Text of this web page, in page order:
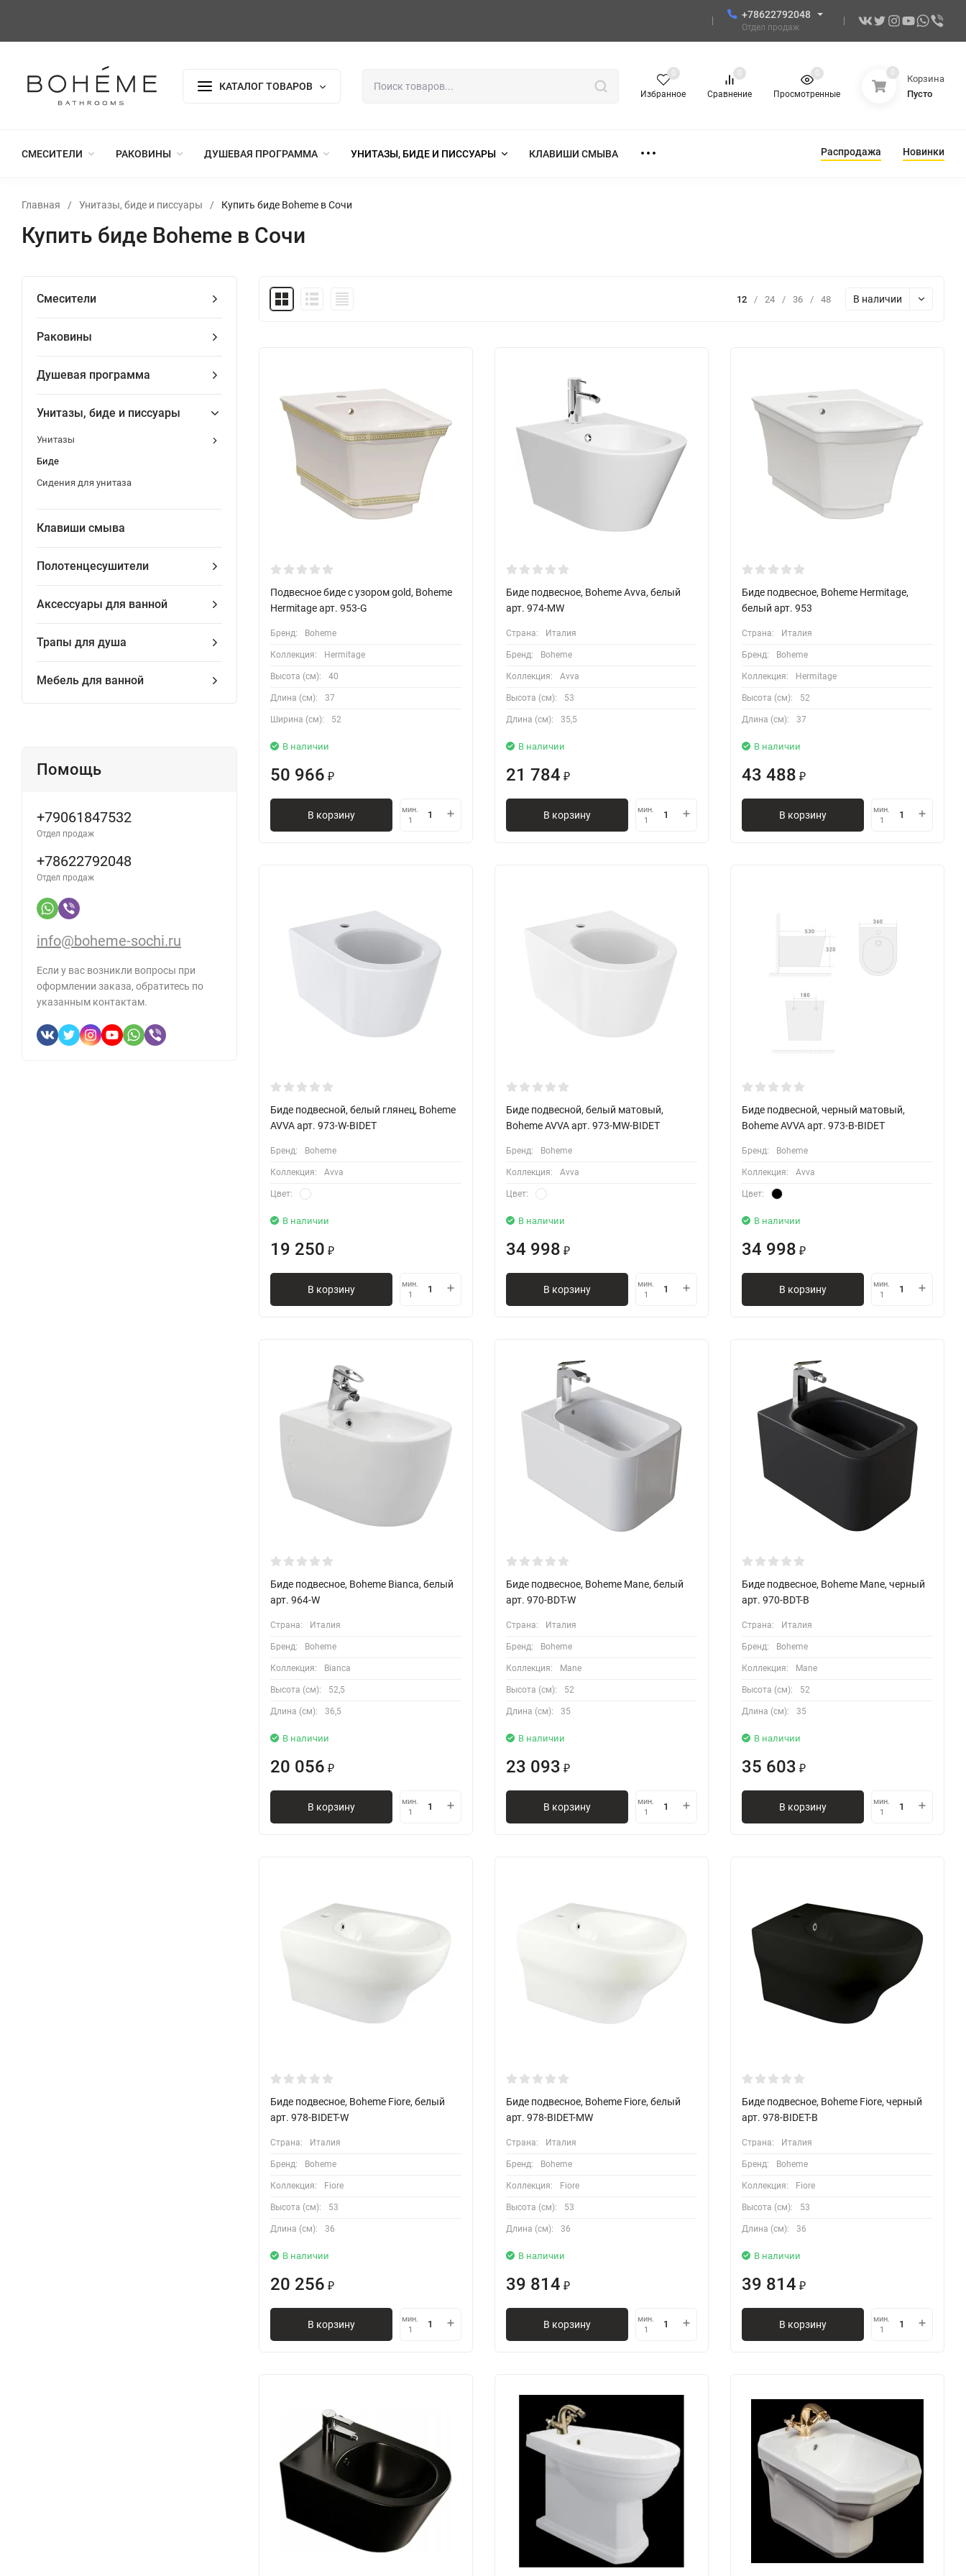
+78622792048
Отдел продаж
КАТАЛОГ ТОВАРОВ
Избранное
0
Сравнение
0
Просмотренные
0 0
Корзина
Пусто
СМЕСИТЕЛИ РАКОВИНЫ ДУШЕВАЯ ПРОГРАММА УНИТАЗЫ, БИДЕ И ПИССУАРЫ КЛАВИШИ СМЫВА Распродажа Новинки
Главная / Унитазы, биде и писсуары / Купить биде Boheme в Сочи
Купить биде Boheme в Сочи
Смесители
Раковины
Душевая программа
Унитазы, биде и писсуары
Унитазы
Биде
Сидения для унитаза
Клавиши смыва
Полотенцесушители
Аксессуары для ванной
Трапы для душа
Мебель для ванной
Помощь
+79061847532
Отдел продаж
+78622792048
Отдел продаж
info@boheme-sochi.ru
Если у вас возникли вопросы при
оформлении заказа, обратитесь по
указанным контактам.
12 / 24 / 36 / 48 В наличии
Подвесное биде с узором gold, Boheme
Hermitage арт. 953-G
Бренд: Boheme
Коллекция: Hermitage
Высота (см): 40
Длина (см): 37
Ширина (см): 52
В наличии
50 966 ₽
В корзину
мин.
1
Биде подвесное, Boheme Avva, белый
арт. 974-MW
Страна: Италия
Бренд: Boheme
Коллекция: Avva
Высота (см): 53
Длина (см): 35,5
В наличии
21 784 ₽
В корзину
мин.
1
Биде подвесное, Boheme Hermitage,
белый арт. 953
Страна: Италия
Бренд: Boheme
Коллекция: Hermitage
Высота (см): 52
Длина (см): 37
В наличии
43 488 ₽
В корзину
мин.
1
Биде подвесной, белый глянец, Boheme
AVVA арт. 973-W-BIDET
Бренд: Boheme
Коллекция: Avva
Цвет:
В наличии
19 250 ₽
В корзину
мин.
1
Биде подвесной, белый матовый,
Boheme AVVA арт. 973-MW-BIDET
Бренд: Boheme
Коллекция: Avva
Цвет:
В наличии
34 998 ₽
В корзину
мин.
1
Биде подвесной, черный матовый,
Boheme AVVA арт. 973-B-BIDET
Бренд: Boheme
Коллекция: Avva
Цвет:
В наличии
34 998 ₽
В корзину
мин.
1
Биде подвесное, Boheme Bianca, белый
арт. 964-W
Страна: Италия
Бренд: Boheme
Коллекция: Bianca
Высота (см): 52,5
Длина (см): 36,5
В наличии
20 056 ₽
В корзину
мин.
1
Биде подвесное, Boheme Mane, белый
арт. 970-BDT-W
Страна: Италия
Бренд: Boheme
Коллекция: Mane
Высота (см): 52
Длина (см): 35
В наличии
23 093 ₽
В корзину
мин.
1
Биде подвесное, Boheme Mane, черный
арт. 970-BDT-B
Страна: Италия
Бренд: Boheme
Коллекция: Mane
Высота (см): 52
Длина (см): 35
В наличии
35 603 ₽
В корзину
мин.
1
Биде подвесное, Boheme Fiore, белый
арт. 978-BIDET-W
Страна: Италия
Бренд: Boheme
Коллекция: Fiore
Высота (см): 53
Длина (см): 36
В наличии
20 256 ₽
В корзину
мин.
1
Биде подвесное, Boheme Fiore, белый
арт. 978-BIDET-MW
Страна: Италия
Бренд: Boheme
Коллекция: Fiore
Высота (см): 53
Длина (см): 36
В наличии
39 814 ₽
В корзину
мин.
1
Биде подвесное, Boheme Fiore, черный
арт. 978-BIDET-B
Страна: Италия
Бренд: Boheme
Коллекция: Fiore
Высота (см): 53
Длина (см): 36
В наличии
39 814 ₽
В корзину
мин.
1